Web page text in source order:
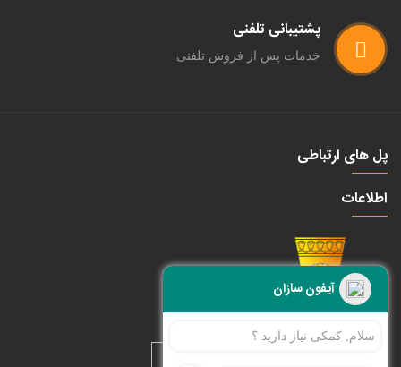
پشتیبانی تلفنی
خدمات پس از فروش تلفنی
پل های ارتباطی
اطلاعات
آیفون سازان
سلام, کمکی نیاز دارید ؟